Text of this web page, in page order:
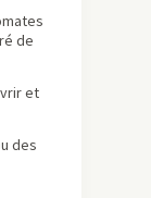
de
et
des